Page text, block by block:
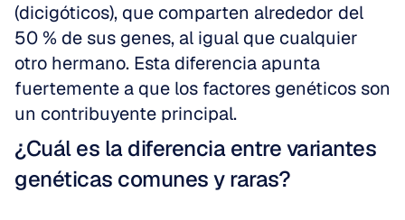
(dicigóticos), que comparten alrededor del
50 % de sus genes, al igual que cualquier
otro hermano. Esta diferencia apunta
fuertemente a que los factores genéticos son
un contribuyente principal.
¿Cuál es la diferencia entre variantes
genéticas comunes y raras?